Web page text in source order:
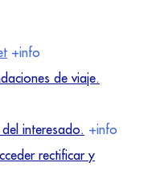
+info
de viaje.
interesado. +info
rectificar y